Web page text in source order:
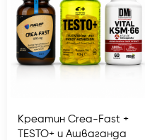
Креатин Crea-Fast +
TESTO+ и Ашваганда